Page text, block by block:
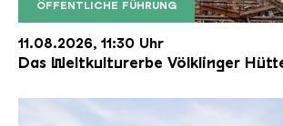
ÖFFENTLICHE FÜHRUNG
Der Erzschrägaufzug der
Copyright: Weltkulturerbe
11.08.2026, 11:30 Uhr
Das Weltkulturerbe Völklinger